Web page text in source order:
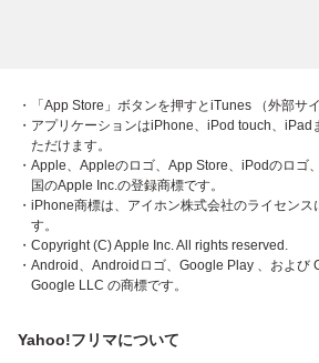
・「App Store」ボタンを押すとiTunes （外部サ
・アプリケーションはiPhone、iPod touch、
ただけます。
・Apple、Appleのロゴ、App Store、iPodのロゴ
国のApple Inc.の登録商標です。
・iPhone商標は、アイホン株式会社のライセンス
す。
・Copyright (C) Apple Inc. All rights reserved.
・Android、Androidロゴ、Google Play 、および
Google LLC の商標です。
Yahoo!フリマについて